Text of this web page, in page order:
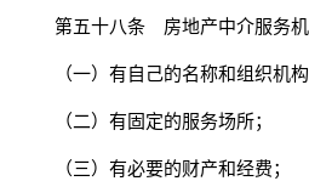
第五十八条 房地产中介服务
（一）有自己的名称和组织机构
（二）有固定的服务场所；
（三）有必要的财产和经费；